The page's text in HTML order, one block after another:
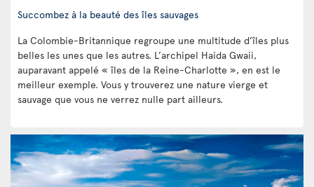
Succombez à la beauté des îles sauvages
La Colombie-Britannique regroupe une multitude d’îles plus
belles les unes que les autres. L’archipel Haida Gwaii,
auparavant appelé « îles de la Reine-Charlotte », en est le
meilleur exemple. Vous y trouverez une nature vierge et
sauvage que vous ne verrez nulle part ailleurs.